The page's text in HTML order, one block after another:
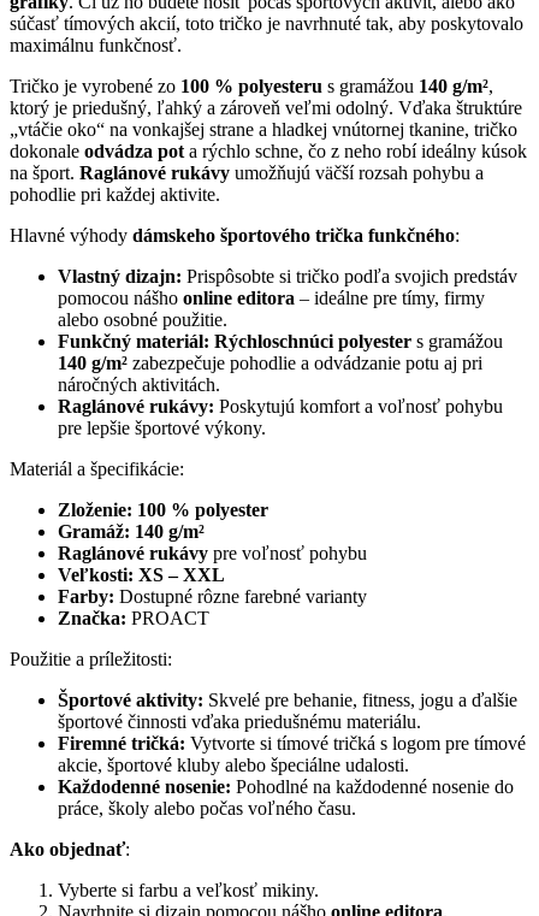
súčasť tímových akcií, toto tričko je navrhnuté tak, aby poskytovalo
maximálnu funkčnosť.
Tričko je vyrobené zo 100 % polyesteru s gramážou 140 g/m²,
ktorý je priedušný, ľahký a zároveň veľmi odolný. Vďaka štruktúre
„vtáčie oko“ na vonkajšej strane a hladkej vnútornej tkanine, tričko
dokonale odvádza pot a rýchlo schne, čo z neho robí ideálny kúsok
na šport. Raglánové rukávy umožňujú väčší rozsah pohybu a
pohodlie pri každej aktivite.
Hlavné výhody dámskeho športového trička funkčného:
Vlastný dizajn: Prispôsobte si tričko podľa svojich predstáv
pomocou nášho online editora – ideálne pre tímy, firmy
alebo osobné použitie.
Funkčný materiál: Rýchloschnúci polyester s gramážou
140 g/m² zabezpečuje pohodlie a odvádzanie potu aj pri
náročných aktivitách.
Raglánové rukávy: Poskytujú komfort a voľnosť pohybu
pre lepšie športové výkony.
Materiál a špecifikácie:
Zloženie: 100 % polyester
Gramáž: 140 g/m²
Raglánové rukávy pre voľnosť pohybu
Veľkosti: XS – XXL
Farby: Dostupné rôzne farebné varianty
Značka: PROACT
Použitie a príležitosti:
Športové aktivity: Skvelé pre behanie, fitness, jogu a ďalšie
športové činnosti vďaka priedušnému materiálu.
Firemné tričká: Vytvorte si tímové tričká s logom pre tímové
akcie, športové kluby alebo špeciálne udalosti.
Každodenné nosenie: Pohodlné na každodenné nosenie do
práce, školy alebo počas voľného času.
Ako objednať:
Vyberte si farbu a veľkosť mikiny.
Navrhnite si dizajn pomocou nášho online editora.